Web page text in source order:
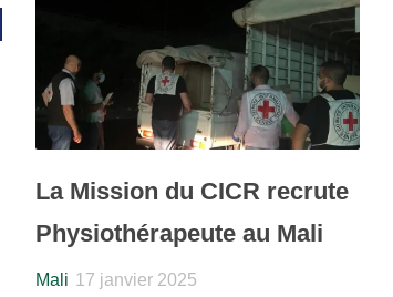
La Mission du CICR recrute
Physiothérapeute au Mali
Mali 17 janvier 2025